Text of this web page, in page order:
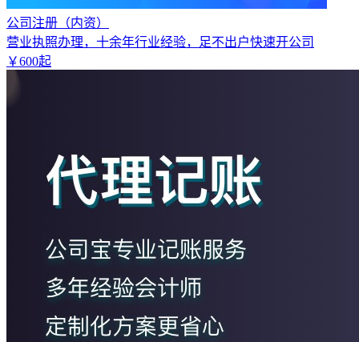
公司注册（内资）
营业执照办理，十余年行业经验，足不出户快速开公司
￥600起